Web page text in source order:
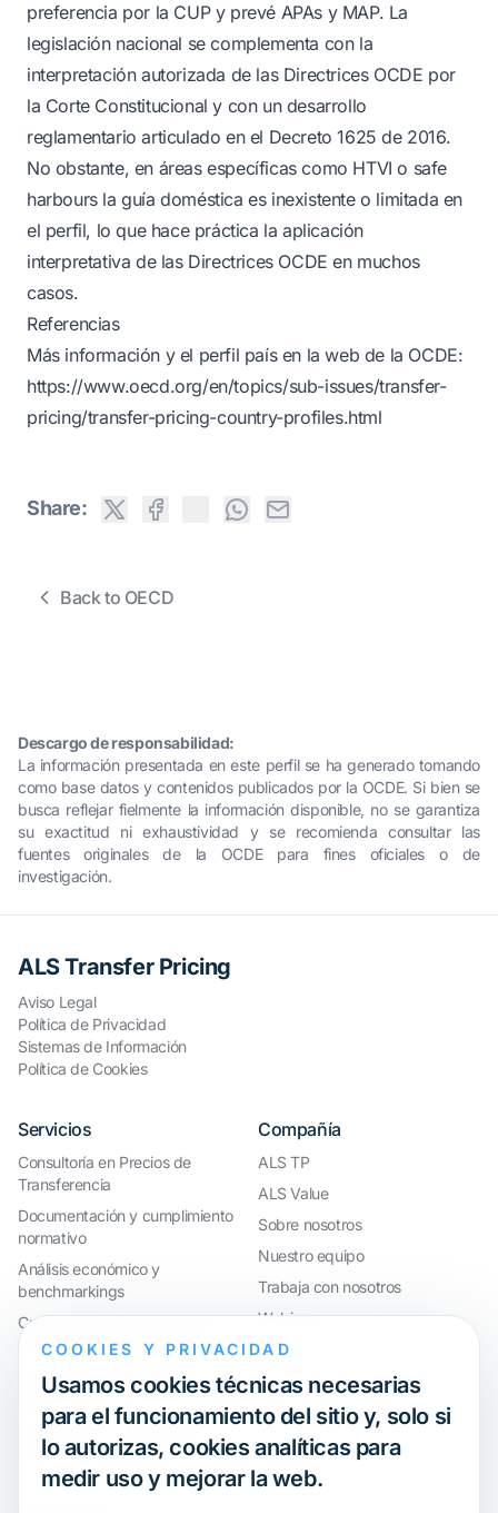
preferencia por la CUP y prevé APAs y MAP. La
legislación nacional se complementa con la
interpretación autorizada de las Directrices OCDE por
la Corte Constitucional y con un desarrollo
reglamentario articulado en el Decreto 1625 de 2016.
No obstante, en áreas específicas como HTVI o safe
harbours la guía doméstica es inexistente o limitada en
el perfil, lo que hace práctica la aplicación
interpretativa de las Directrices OCDE en muchos
casos.
Referencias
Más información y el perfil país en la web de la OCDE:
https://www.oecd.org/en/topics/sub-issues/transfer-
pricing/transfer-pricing-country-profiles.html
Share:
Back to OECD
Descargo de responsabilidad:
La información presentada en este perfil se ha generado tomando
como base datos y contenidos publicados por la OCDE. Si bien se
busca reflejar fielmente la información disponible, no se garantiza
su exactitud ni exhaustividad y se recomienda consultar las
fuentes originales de la OCDE para fines oficiales o de
investigación.
ALS Transfer Pricing
Aviso Legal
Política de Privacidad
Sistemas de Información
Política de Cookies
Servicios
Consultoría en Precios de
Transferencia
Documentación y cumplimiento
normativo
Análisis económico y
benchmarkings
Cumplimiento internacional y
reorganización de grupos
Defensa ante inspecciones y
litigios
Valoraciones y operaciones
financieras
Compañía
ALS TP
ALS Value
Sobre nosotros
Nuestro equipo
Trabaja con nosotros
Webinar
COOKIES Y PRIVACIDAD
Usamos cookies técnicas necesarias
para el funcionamiento del sitio y, solo si
lo autorizas, cookies analíticas para
medir uso y mejorar la web.